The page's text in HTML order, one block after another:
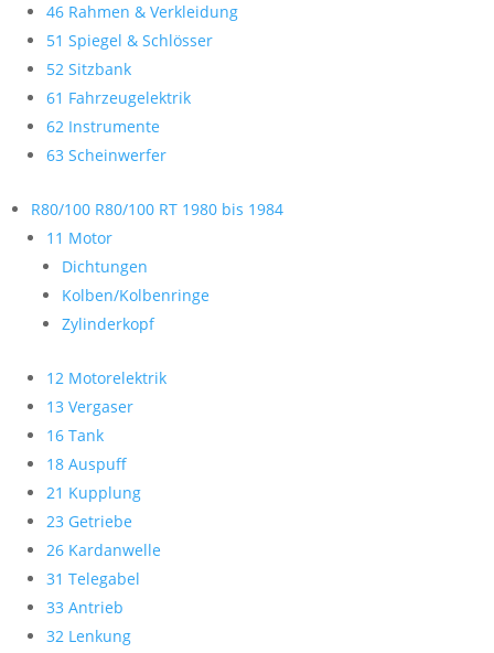
46 Rahmen & Verkleidung
51 Spiegel & Schlösser
52 Sitzbank
61 Fahrzeugelektrik
62 Instrumente
63 Scheinwerfer
R80/100 R80/100 RT 1980 bis 1984
11 Motor
Dichtungen
Kolben/Kolbenringe
Zylinderkopf
12 Motorelektrik
13 Vergaser
16 Tank
18 Auspuff
21 Kupplung
23 Getriebe
26 Kardanwelle
31 Telegabel
33 Antrieb
32 Lenkung